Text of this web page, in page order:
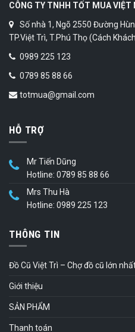
CÔNG TY TNHH TỐT MUA VIỆT
Số nhà 1, Ngõ 2550 Đường
TP.Việt Trì, T.Phú Thọ (Cách
0989 225 123
0789 85 88 66
totmua@gmail.com
HỖ TRỢ
Mr Tiến Dũng
Hotline: 0789 85 88 66
Mrs Thu Hà
Hotline: 0989 225 123
THÔNG TIN
Đồ Cũ Việt Trì – Chợ đồ cũ lớn
Giới thiệu
SẢN PHẨM
Thanh toán